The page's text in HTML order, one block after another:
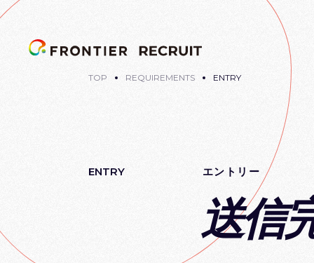
TOP REQUIREMENTS ENTRY
ENTRY エントリー
送信